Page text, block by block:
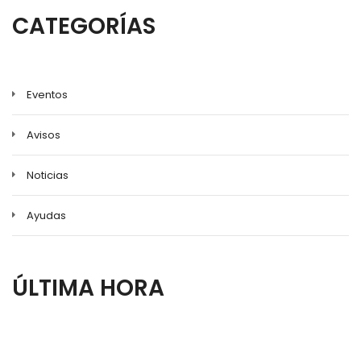
CATEGORÍAS
Eventos
Avisos
Noticias
Ayudas
ÚLTIMA HORA